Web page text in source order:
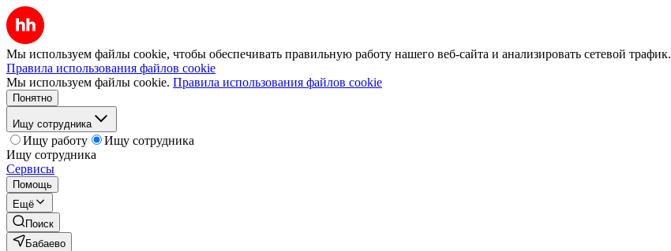
Мы используем файлы cookie, чтобы обеспечивать правильную работу нашего веб-сайта и анализировать сетевой трафик.
Правила использования файлов cookie
Мы используем файлы cookie. Правила использования файлов cookie
Понятно
Ищу сотрудника
Ищу работу
Ищу сотрудника
Ищу сотрудника
Сервисы
Помощь
Ещё
Поиск
Бабаево